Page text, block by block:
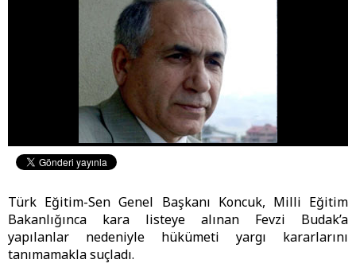
Türk Eğitim-Sen Genel Başkanı Koncuk, Milli Eğitim
Bakanlığınca kara listeye alınan Fevzi Budak’a
yapılanlar nedeniyle hükümeti yargı kararlarını
tanımamakla suçladı.